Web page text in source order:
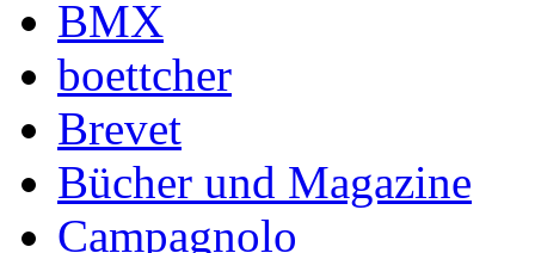
BMX
boettcher
Brevet
Bücher und Magazine
Campagnolo